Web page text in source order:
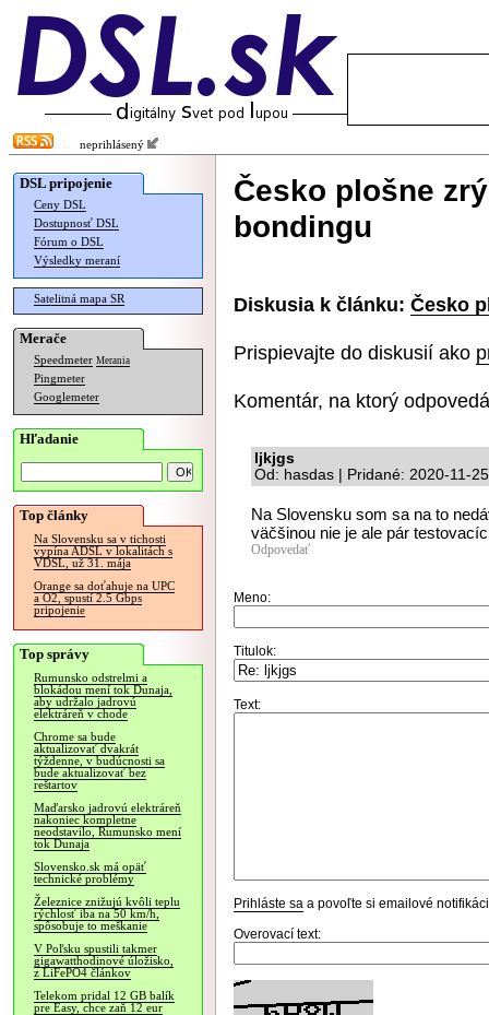
neprihlásený
DSL pripojenie
Ceny DSL
Dostupnosť DSL
Fórum o DSL
Výsledky meraní
Satelitná mapa SR
Merače
Speedmeter Merania
Pingmeter
Googlemeter
Hľadanie
Top články
Na Slovensku sa v tichosti
vypína ADSL v lokalitách s
VDSL, už 31. mája
Orange sa doťahuje na UPC
a O2, spustí 2.5 Gbps
pripojenie
Top správy
Rumunsko odstrelmi a
blokádou mení tok Dunaja,
aby udržalo jadrovú
elektráreň v chode
Chrome sa bude
aktualizovať dvakrát
týždenne, v budúcnosti sa
bude aktualizovať bez
reštartov
Maďarsko jadrovú elektráreň
nakoniec kompletne
neodstavilo, Rumunsko mení
tok Dunaja
Slovensko.sk má opäť
technické problémy
Železnice znižujú kvôli teplu
rýchlosť iba na 50 km/h,
spôsobuje to meškanie
V Poľsku spustili takmer
gigawatthodinové úložisko,
z LiFePO4 článkov
Telekom pridal 12 GB balík
pre Easy, chce zaň 12 eur
Česko plošne
bondingu
Diskusia k článku: Česko
Prispievajte do diskusií ako
Komentár, na ktorý
ljkjgs
Od: hasdas | Pridané: 2020-11-
Na Slovensku som sa na to
väčšinou nie je ale pár
Odpovedať
Meno:
Titulok:
Text:
Prihláste sa a povoľte si emailové
Overovací text: